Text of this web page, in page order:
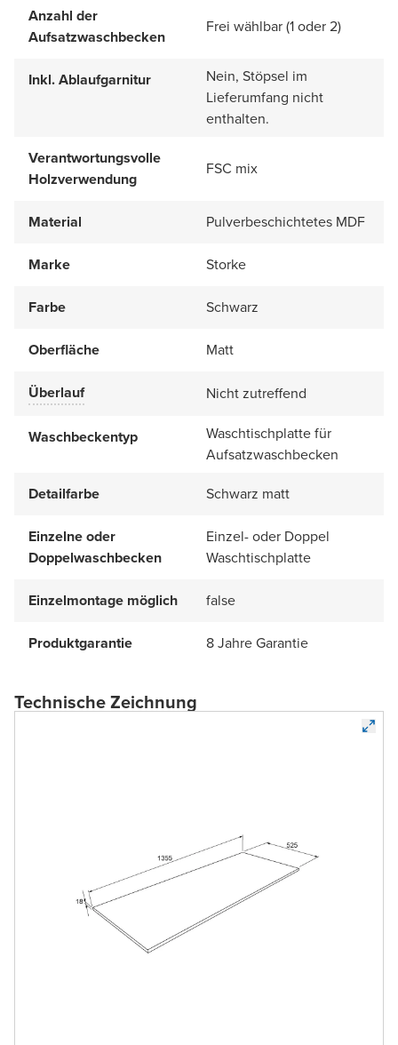
Anzahl der
Aufsatzwaschbecken
Frei wählbar (1 oder 2)
Inkl. Ablaufgarnitur
Nein, Stöpsel im
Lieferumfang nicht
enthalten.
Verantwortungsvolle
Holzverwendung
FSC mix
Material Pulverbeschichtetes MDF
Marke Storke
Farbe Schwarz
Oberfläche Matt
Überlauf Nicht zutreffend
Waschbeckentyp
Waschtischplatte für
Aufsatzwaschbecken
Detailfarbe
Schwarz matt
Einzelne oder
Doppelwaschbecken
Einzel- oder Doppel
Waschtischplatte
Einzelmontage möglich false
Produktgarantie 8 Jahre Garantie
Technische Zeichnung